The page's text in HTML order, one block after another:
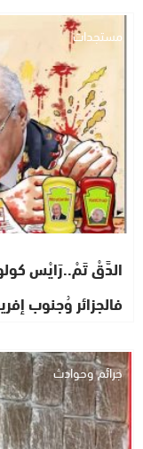
مستجدات
الدَّقْ تَمْ..رَايْس
فالجزائر وُجنوب
جرائم وحوادث